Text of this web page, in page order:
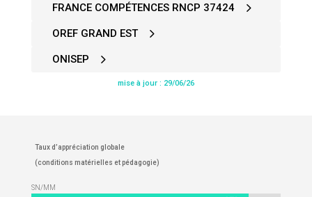
FRANCE COMPÉTENCES RNCP 37424
OREF GRAND EST
ONISEP
mise à jour : 29/06/26
Taux d’appréciation globale
(conditions matérielles et pédagogie)
SN/MM